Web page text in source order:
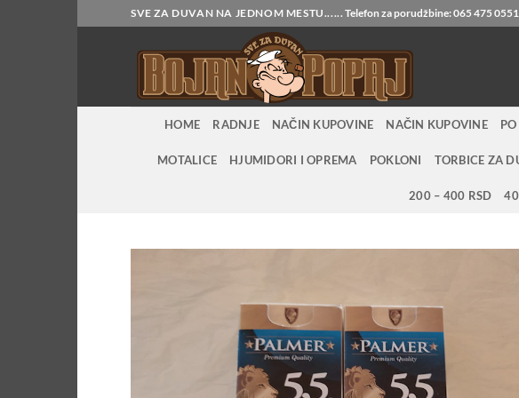
Прескочи
на
SVE ZA DUVAN NA JEDNOM MESTU...... Telefon za porudžbine:065 475
HOME RADNJE NAČIN KUPOVINE NAČIN KUPOVINE
MOTALICE HJUMIDORI I OPREMA POKLONI TORBICE ZA
200 – 400 RSD